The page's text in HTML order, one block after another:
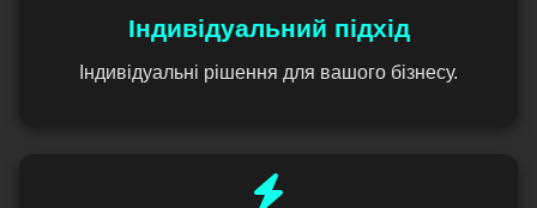
Індивідуальний підхід
Індивідуальні рішення для вашого бізнесу.